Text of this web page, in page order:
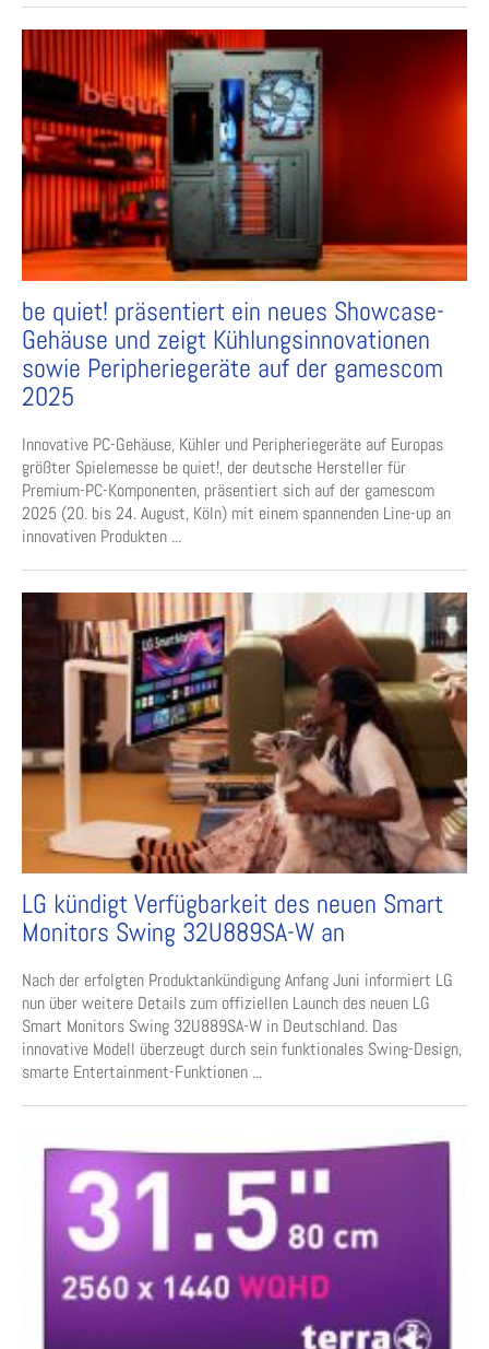
be quiet! präsentiert ein neues Showcase-
Gehäuse und zeigt Kühlungsinnovationen
sowie Peripheriegeräte auf der gamescom
2025
Innovative PC-Gehäuse, Kühler und Peripheriegeräte auf Europas
größter Spielemesse be quiet!, der deutsche Hersteller für
Premium-PC-Komponenten, präsentiert sich auf der gamescom
2025 (20. bis 24. August, Köln) mit einem spannenden Line-up an
innovativen Produkten ...
LG kündigt Verfügbarkeit des neuen Smart
Monitors Swing 32U889SA-W an
Nach der erfolgten Produktankündigung Anfang Juni informiert LG
nun über weitere Details zum offiziellen Launch des neuen LG
Smart Monitors Swing 32U889SA-W in Deutschland. Das
innovative Modell überzeugt durch sein funktionales Swing-Design,
smarte Entertainment-Funktionen ...